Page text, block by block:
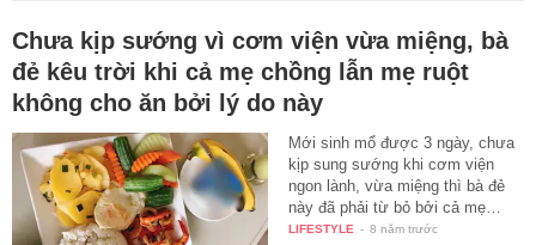
Chưa kịp sướng vì cơm viện vừa miệng, bà
đẻ kêu trời khi cả mẹ chồng lẫn mẹ ruột
không cho ăn bởi lý do này
Mới sinh mổ được 3 ngày, chưa
kịp sung sướng khi cơm viện
ngon lành, vừa miệng thì bà đẻ
này đã phải từ bỏ bởi cả mẹ…
LIFESTYLE - 8 năm trước